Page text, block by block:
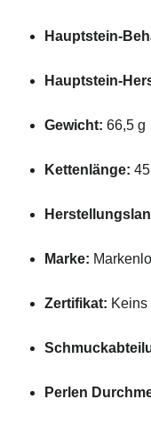
Hauptstein-
Hauptstein-
Gewicht: 66,5 g
Kettenlänge:
Marke:
Zertifikat: Keins
Perlen